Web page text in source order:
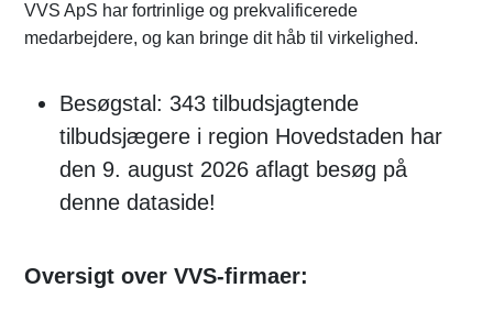
VVS ApS har fortrinlige og prekvalificerede
medarbejdere, og kan bringe dit håb til virkelighed.
Besøgstal: 343 tilbudsjagtende
tilbudsjægere i region Hovedstaden har
den 9. august 2026 aflagt besøg på
denne dataside!
Oversigt over VVS-firmaer: